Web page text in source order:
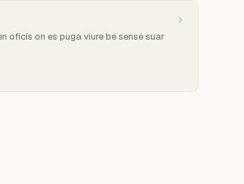
oficis on es puga viure bé sense suar